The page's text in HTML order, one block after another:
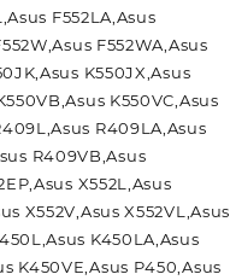
F552LA,Asus
F552WA,Asus
K550JX,Asus
K550VC,Asus
R409LA,Asus
R409VB,Asus
X552L,Asus
X552V,Asus X552VL,Asus
K450LA,Asus
K450VE,Asus P450,Asus